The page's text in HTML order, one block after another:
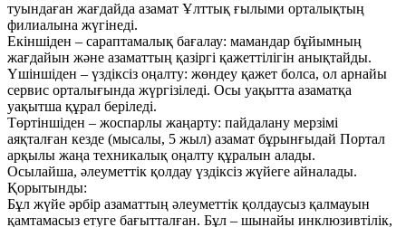
туындаған жағдайда азамат Ұлттық ғылыми орталықтың
филиалына жүгінеді.
Екіншіден – сараптамалық бағалау: мамандар бұйымның
жағдайын және азаматтың қазіргі қажеттілігін анықтайды.
Үшіншіден – үздіксіз оңалту: жөндеу қажет болса, ол арнайы
сервис орталығында жүргізіледі. Осы уақытта азаматқа
уақытша құрал беріледі.
Төртіншіден – жоспарлы жаңарту: пайдалану мерзімі
аяқталған кезде (мысалы, 5 жыл) азамат бұрынғыдай Портал
арқылы жаңа техникалық оңалту құралын алады.
Осылайша, әлеуметтік қолдау үздіксіз жүйеге айналады.
Қорытынды:
Бұл жүйе әрбір азаматтың әлеуметтік қолдаусыз қалмауын
қамтамасыз етуге бағытталған. Бұл – шынайы инклюзивтілік,